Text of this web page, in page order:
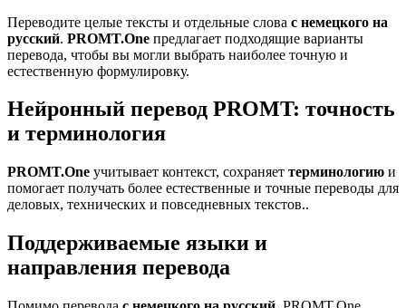
Переводите целые тексты и отдельные слова с немецкого на
русский. PROMT.One предлагает подходящие варианты
перевода, чтобы вы могли выбрать наиболее точную и
естественную формулировку.
Нейронный перевод PROMT: точность
и терминология
PROMT.One учитывает контекст, сохраняет терминологию и
помогает получать более естественные и точные переводы для
деловых, технических и повседневных текстов..
Поддерживаемые языки и
направления перевода